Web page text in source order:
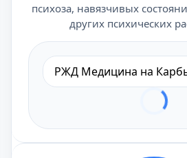
психоза, навязчивых
других психических
РЖД Медицина на